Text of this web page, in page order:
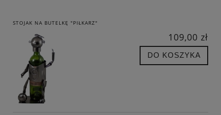
STOJAK NA BUTELKĘ "PIŁKARZ"
109,00 zł
DO KOSZYKA